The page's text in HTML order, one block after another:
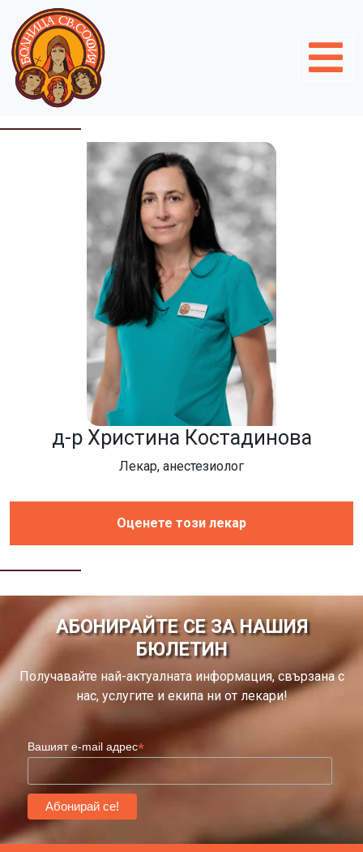
д-р Христина Костадинова
Лекар, анестезиолог
Оценете този лекар
АБОНИРАЙТЕ СЕ ЗА НАШИЯ
БЮЛЕТИН
Получавайте най-актуалната информация, свързана с
нас, услугите и екипа ни от лекари!
Вашият e-mail адрес*